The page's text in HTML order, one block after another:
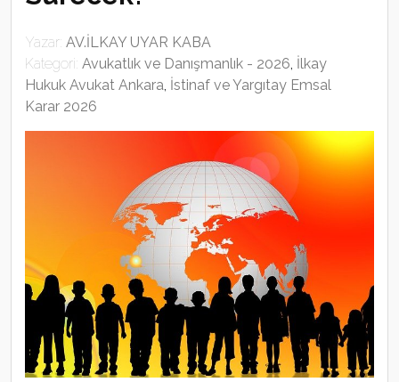
Yazar: AV.İLKAY UYAR KABA
Kategori: Avukatlık ve Danışmanlık - 2026, İlkay
Hukuk Avukat Ankara, İstinaf ve Yargıtay Emsal
Karar 2026